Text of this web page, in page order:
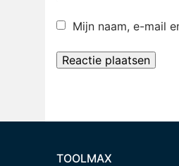
Mijn naam, e-mail
TOOLMAX